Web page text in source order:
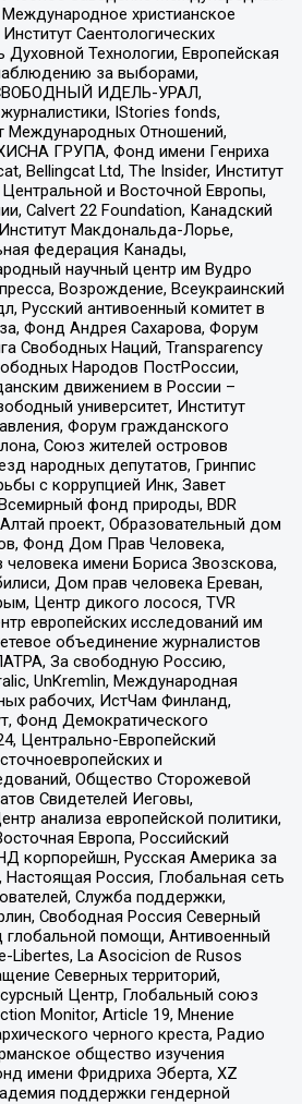
христианское
Саентологических
Технологии, Европейская
за выборами,
ИДЕЛЬ-УРАЛ,
IStories fonds,
Международных Отношений,
ГРУПА, Фонд имени Генриха
Bellingcat Ltd, The Insider, Институт
и Восточной Европы,
Calvert 22 Foundation, Канадский
Макдональда-Лорье,
федерация Канады,
научный центр им Вудро
Возрождение, Всеукраинский
Русский антивоенный комитет в
Фонд Андрея Сахарова, Форум
Свободных Наций, Transparеncy
Народов ПостРоссии,
движением в России –
университет, Институт
Форум гражданского
Союз жителей островов
народных депутатов, Гринпис
с коррупцией Инк, Завет
фонд природы, BDR
проект, Образовательный дом
Фонд Дом Прав Человека,
имени Бориса Звозскова,
Дом прав человека Ереван,
Центр дикого лосося, TVR
европейских исследований им
объединение журналистов
За свободную Россию,
UnKremlin, Международная
рабочих, ИстЧам Финланд,
Фонд Демократического
Центрально-Европейский
и
Общество Сторожевой
Свидетелей Иеговы,
анализа европейской политики,
Европа, Российский
корпорейшн, Русская Америка за
Россия, Глобальная сеть
Служба поддержки,
Свободная Россия Северный
помощи, Антивоенный
Libertes, La Asocicion de Rusos
Северных территорий,
Центр, Глобальный союз
Monitor, Article 19, Мнение
черного креста, Радио
общество изучения
имени Фридриха Эберта, XZ
поддержки гендерной